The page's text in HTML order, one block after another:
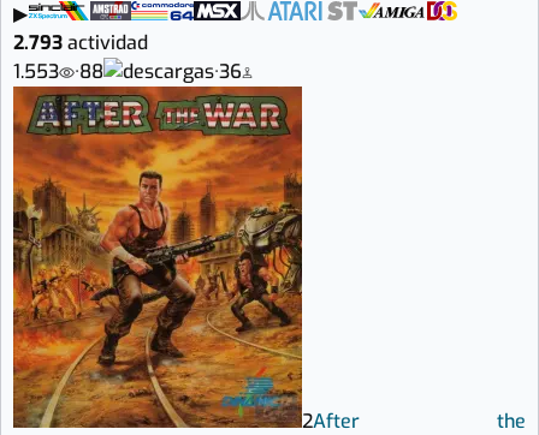
▶
2.793actividad
1.553
·88 ·36
2After the